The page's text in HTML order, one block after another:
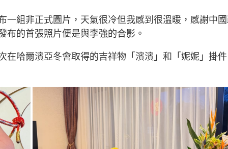
一組非正式圖片，天氣很冷但我感到很溫暖，感謝中
布的首張照片便是與李強的合影。
在哈爾濱亞冬會取得的吉祥物「濱濱」和「妮妮」掛